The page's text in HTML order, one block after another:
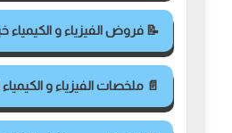
📝 فروض الفيزياء و الكيمياء
📄 ملخصات الفيزياء و الكيمياء